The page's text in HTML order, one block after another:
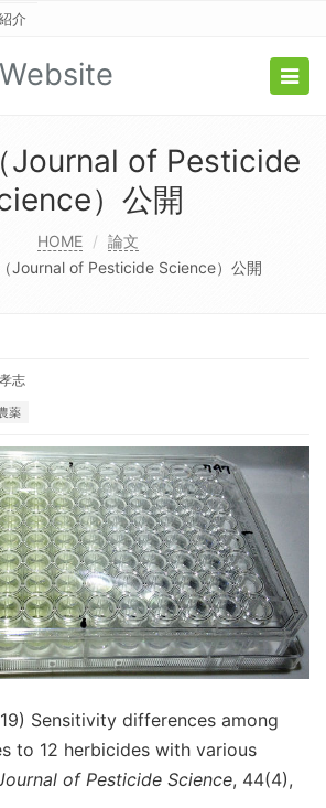
介
Journal of Pesticide
）公開
HOME
論文
Journal of Pesticide Science）公開
志
薬
Sensitivity differences among
to 12 herbicides with various
of Pesticide Science, 44(4),